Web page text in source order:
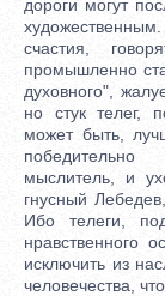
дороги могут
счастия,
промышленно
духовного",
но стук телег,
может быть,
мыслитель, и
гнусный
Ибо телеги,
нравственного
исключить из
человечества,